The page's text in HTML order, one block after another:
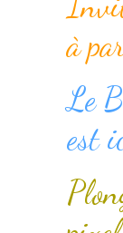
à
Le
est